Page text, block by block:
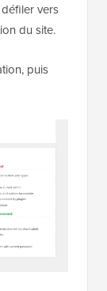
vers
du site.
puis